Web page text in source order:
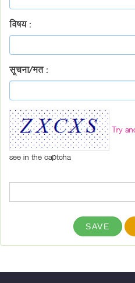
विषय :
सूचना/मत :
Try
see in the captcha